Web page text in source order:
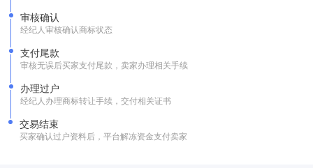
审核确认
经纪人审核确认商标状态
支付尾款
审核无误后买家支付尾款，卖家办理相关手续
办理过户
经纪人办理商标转让手续，交付相关证书
交易结束
买家确认过户资料后，平台解冻资金支付卖家